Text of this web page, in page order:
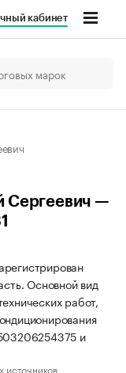
кабинет
Сергеевич —
Основной вид
работ,
и
источников.